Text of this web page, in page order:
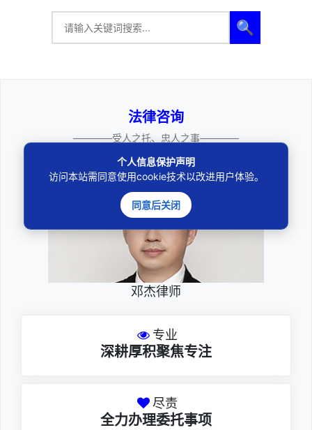
🔍
法律咨询
————受人之托、忠人之事————
邓杰律师
专业
深耕厚积聚焦专注
尽责
全力办理委托事项
个人信息保护声明
访问本站需同意使用cookie技术以改进用户体验。
同意后关闭